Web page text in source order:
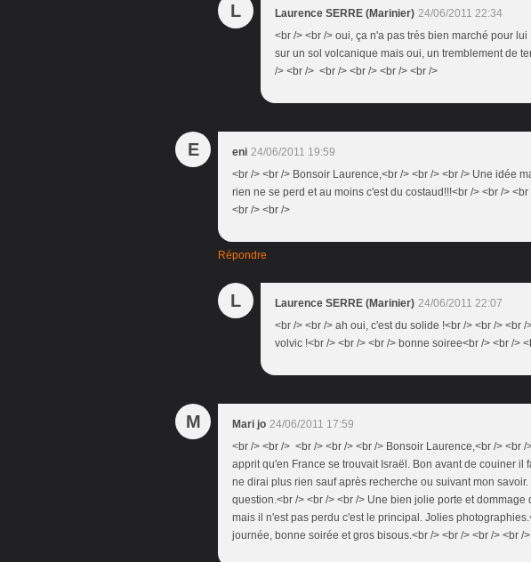
L Laurence SERRE (Marinier) 24/06/2011 22:34
<br /> <br /> oui, ça n'a pas trés bien marché pour lui
sur un sol volcanique mais oui, un tremblement de
/> <br /> <br /> <br /> <br /> <br />
E eni 24/06/2011 19:59
<br /> <br /> Bonsoir Laurence,<br /> <br /> <br /> Une idée
rien ne se perd et au moins c'est du costaud!!!<br /> <br />
<br /> <br />
Répondre
L Laurence SERRE (Marinier) 24/06/2011 22:07
<br /> <br /> ah oui, c'est du solide !<br /> <br /> <br
volvic !<br /> <br /> <br /> bonne soiree<br /> <br />
M Mari jo 24/06/2011 17:59
<br /> <br /> <br /> <br /> <br /> Bonsoir Laurence,<br /> <br
apprit qu'en France se trouvait Israël. Bon avant de couiner il
ne dirai plus rien sauf après recherche ou suivant mon
question.<br /> <br /> <br /> Une bien jolie porte et
mais il n'est pas perdu c'est le principal. Jolies
journée, bonne soirée et gros bisous.<br /> <br /> <br /> <br />